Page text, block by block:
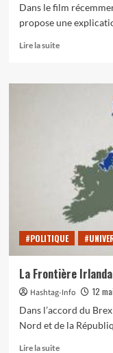
Dans le film
propose une
Lire la suiteEn
sur
#POLITIQUE
La Frontière
Hashtag-Info
12
Dans l’accord du
Nord et de la
Lire la suiteEn